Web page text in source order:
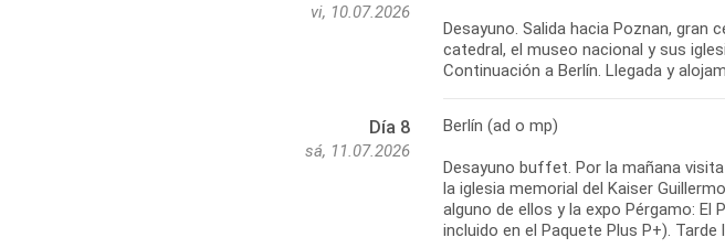
vi, 10.07.2026
Desayuno. Salida hacia Poznan,
catedral, el museo nacional y sus
Continuación a Berlín. Llegada y
Día 8
sá, 11.07.2026
Berlín (ad o mp)
Desayuno buffet. Por la mañana
la iglesia memorial del Kaiser
alguno de ellos y la expo Pérgamo: El
incluido en el Paquete Plus P+). Tarde